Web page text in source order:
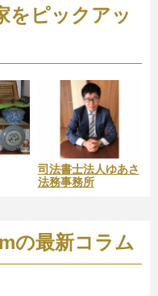
をピックアッ
司法書士法人ゆあさ
法務事務所
の最新コラム